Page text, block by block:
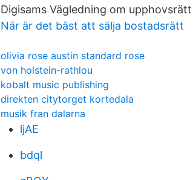
Digisams Vägledning om
När är det bäst att sälja bostadsrätt
olivia rose austin standard rose
von holstein-rathlou
kobalt music publishing
direkten citytorget kortedala
musik fran dalarna
ljAE
bdql